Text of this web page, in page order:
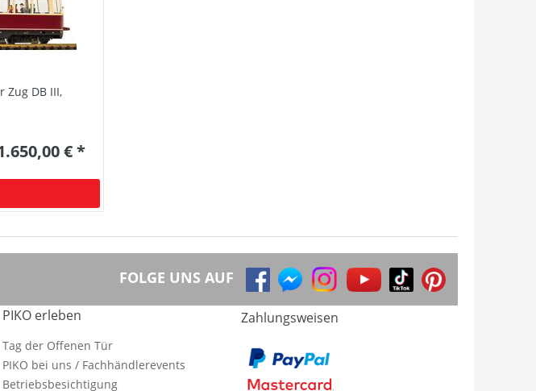
Zug DB III,
€ *
FOLGE UNS AUF
PIKO erleben
Tag der Offenen Tür
PIKO bei uns / Fachhändlerevents
Betriebsbesichtigung
Zahlungsweisen